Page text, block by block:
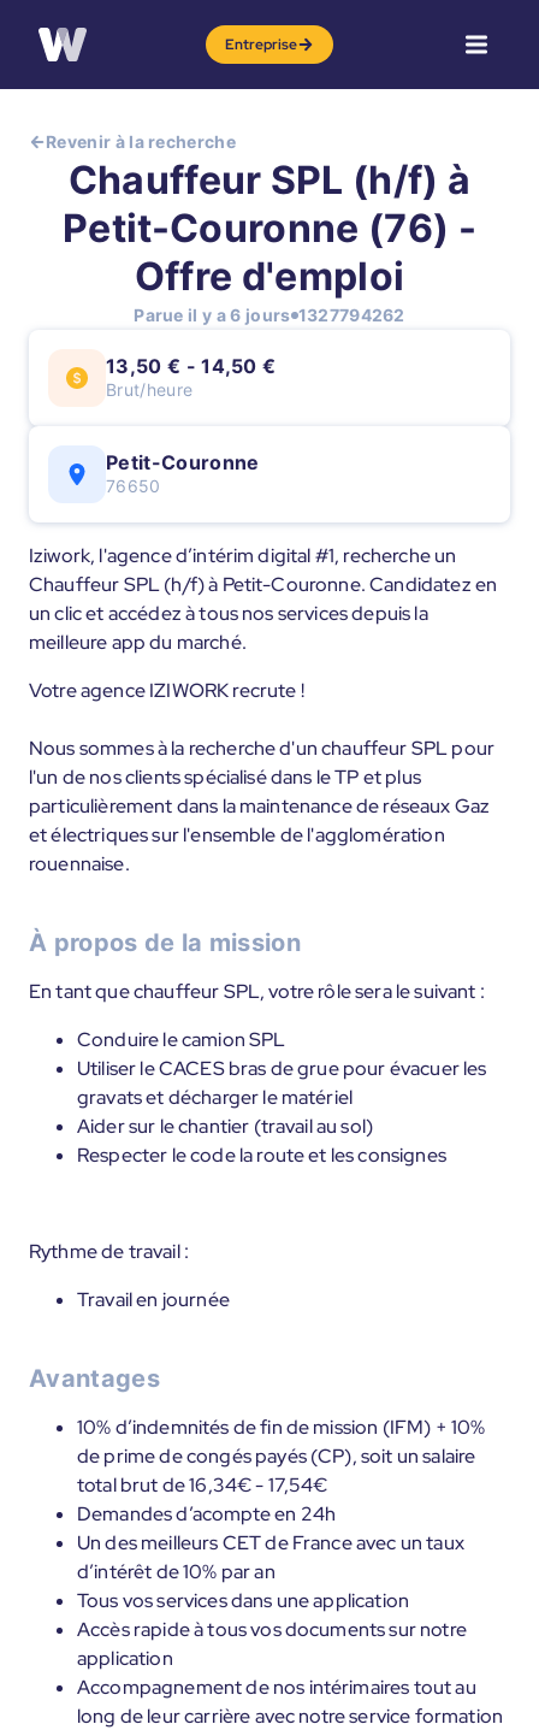
Entreprise
Revenir à la recherche
Chauffeur SPL (h/f) à
Petit-Couronne (76) -
Offre d'emploi
Parue il y a 6 jours 1327794262
13,50 € - 14,50 €
Brut/heure
Petit-Couronne
76650
Iziwork, l'agence d’intérim digital #1, recherche un
Chauffeur SPL (h/f) à Petit-Couronne. Candidatez en
un clic et accédez à tous nos services depuis la
meilleure app du marché.
Votre agence IZIWORK recrute !
Nous sommes à la recherche d'un chauffeur SPL pour
l'un de nos clients spécialisé dans le TP et plus
particulièrement dans la maintenance de réseaux Gaz
et électriques sur l'ensemble de l'agglomération
rouennaise.
À propos de la mission
En tant que chauffeur SPL, votre rôle sera le suivant :
Conduire le camion SPL
Utiliser le CACES bras de grue pour évacuer les
gravats et décharger le matériel
Aider sur le chantier (travail au sol)
Respecter le code la route et les consignes
Rythme de travail :
Travail en journée
Avantages
10% d’indemnités de fin de mission (IFM) + 10%
de prime de congés payés (CP), soit un salaire
total brut de 16,34€ - 17,54€
Demandes d’acompte en 24h
Un des meilleurs CET de France avec un taux
d’intérêt de 10% par an
Tous vos services dans une application
Accès rapide à tous vos documents sur notre
application
Accompagnement de nos intérimaires tout au
long de leur carrière avec notre service formation